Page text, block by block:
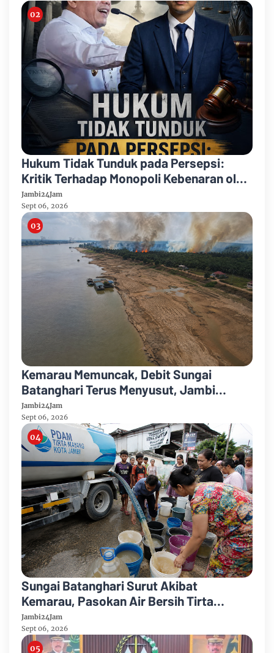
Hukum Tidak Tunduk pada Persepsi:
Kritik Terhadap Monopoli Kebenaran oleh
Media dan Aktivis
Jambi24Jam
Sept 06, 2026
Kemarau Memuncak, Debit Sungai
Batanghari Terus Menyusut, Jambi
Hadapi Ancaman Krisis Air Bersih dan
Karhutla
Jambi24Jam
Sept 06, 2026
Sungai Batanghari Surut Akibat
Kemarau, Pasokan Air Bersih Tirta
Mayang Jambi Keruh
Jambi24Jam
Sept 06, 2026